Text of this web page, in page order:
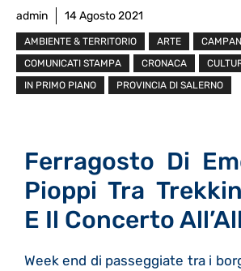
admin 14 Agosto 2021
AMBIENTE & TERRITORIO ARTE
COMUNICATI STAMPA
CRONACA
IN PRIMO PIANO
PROVINCIA DI SALERNO
Ferragosto Di
Pioppi Tra
E Il Concerto
Week end di passeggiate tra i